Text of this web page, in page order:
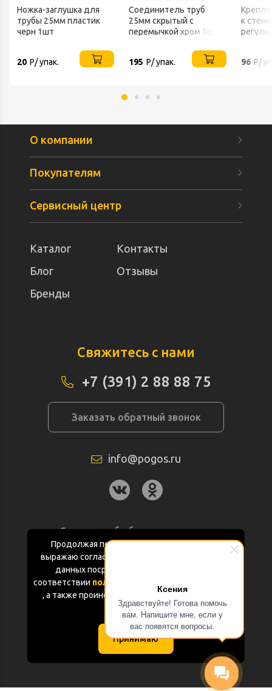
Ксения
Здравствуйте! Готова помочь
вам. Напишите мне, если у
вас появятся вопросы.
Ножка-заглушка для
трубы 25мм пластик
черн 1шт
20 Р/ упак.
Соединитель труб
25мм скрытый с
перемычкой хром 1шт
195 Р/ упак.
к
96 Р/
Продолжая пользоваться данным сайтом
выражаю согласие на обработку персональных
данных посредством Яндекс.Метрика в
соответствии политикой конфиденциальности
, а также проинформирован об использовании
Cookie-файлов
Принимаю
О компании
Покупателям
Сервисный центр
Каталог
Контакты
Блог
Отзывы
Бренды
Свяжитесь с нами
+7 (391) 2 88 88 75
Заказать обратный звонок
info@pogos.ru
Согласие на обработку персональных
данных
Политика конфиденциальности
Документация
Карта сайта
(с) «POGOS.ru» 2010-2026 (ИП Чивчян М.Р.)